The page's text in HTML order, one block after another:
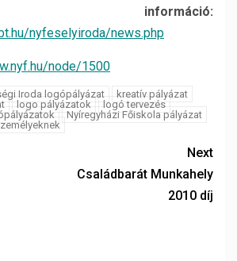
információ:
nyfeselyiroda/news.php
node/1500
Iroda logópályázat
kreatív pályázat
logo pályázatok
logó tervezés
Nyíregyházi Főiskola pályázat
Next
Családbarát Munkahely
2010 díj